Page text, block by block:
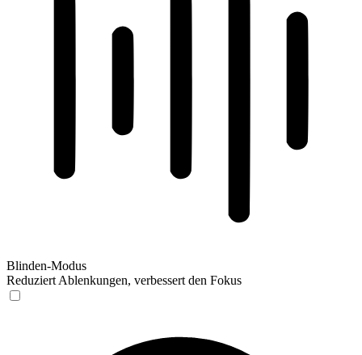
Blinden-Modus
Reduziert Ablenkungen, verbessert den Fokus